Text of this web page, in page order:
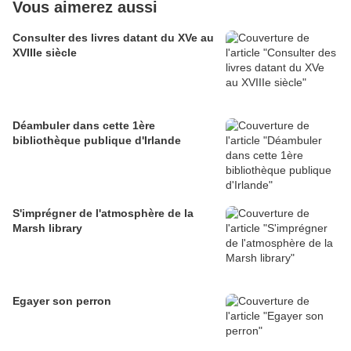
Vous aimerez aussi
Consulter des livres datant du XVe au
XVIIIe siècle
Déambuler dans cette 1ère
bibliothèque publique d'Irlande
S'imprégner de l'atmosphère de la
Marsh library
Egayer son perron